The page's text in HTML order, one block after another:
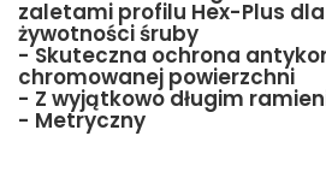
zaletami profilu Hex-Plus dla
żywotności śruby
- Skuteczna ochrona
chromowanej powierzchni
- Z wyjątkowo długim
- Metryczny